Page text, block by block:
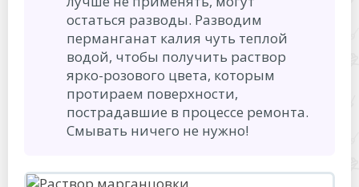
остаться разводы. Разводим
перманганат калия чуть теплой
водой, чтобы получить раствор
ярко-розового цвета, которым
протираем поверхности,
пострадавшие в процессе ремонта.
Смывать ничего не нужно!